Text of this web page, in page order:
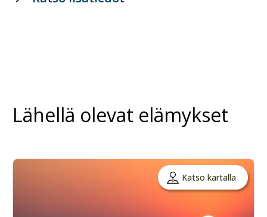
Lähellä olevat elämykset
Katso kartalla